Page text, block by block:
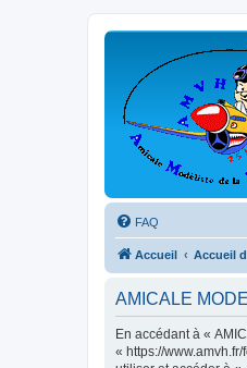
FAQ
Accueil Accueil
AMICALE
En accédant à «
« https://